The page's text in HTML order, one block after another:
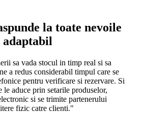
la toate nevoile
adaptabil
sa vada stocul in timp real si sa
a redus considerabil timpul care se
pentru verificare si rezervare. Si
le aduce prin setarile produselor,
si se trimite partenerului
fizic catre clienti."